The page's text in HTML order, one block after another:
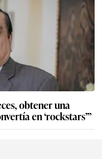
obtener una
en ‘rockstars’”